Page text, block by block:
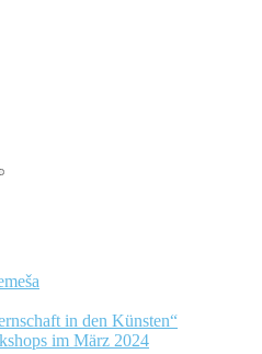
in den Künsten“
im März 2024